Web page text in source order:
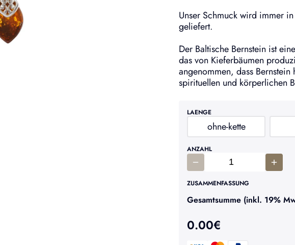
Unser Schmuck wird immer
geliefert.
Der Baltische Bernstein ist
das von Kieferbäumen
angenommen, dass
spirituellen und körperlichen
LAENGE
ohne-kette
ANZAHL
ZUSAMMENFASSUNG
Gesamtsumme (inkl. 19%
0.00€